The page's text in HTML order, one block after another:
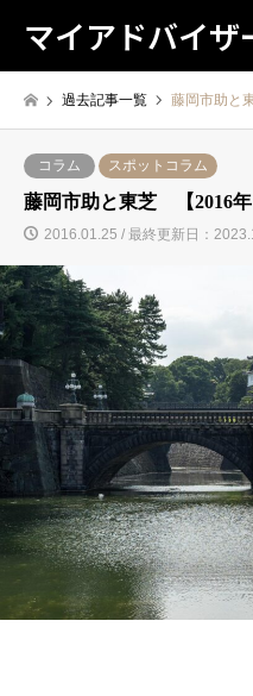
マイアドバイザ
過去記事一覧 藤岡市助と
コラム スポットコラム
藤岡市助と東芝 【2016年
2016.01.25 / 最終更新日：